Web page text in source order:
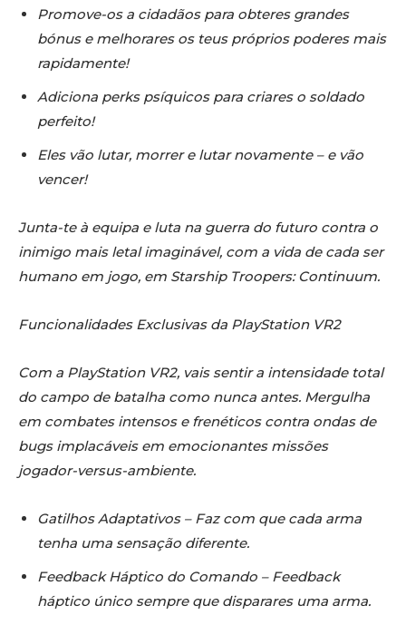
Promove-os a cidadãos para obteres grandes
bónus e melhorares os teus próprios poderes mais
rapidamente!
Adiciona perks psíquicos para criares o soldado
perfeito!
Eles vão lutar, morrer e lutar novamente – e vão
vencer!
Junta-te à equipa e luta na guerra do futuro contra o
inimigo mais letal imaginável, com a vida de cada ser
humano em jogo, em Starship Troopers: Continuum.
Funcionalidades Exclusivas da PlayStation VR2
Com a PlayStation VR2, vais sentir a intensidade total
do campo de batalha como nunca antes. Mergulha
em combates intensos e frenéticos contra ondas de
bugs implacáveis em emocionantes missões
jogador-versus-ambiente.
Gatilhos Adaptativos – Faz com que cada arma
tenha uma sensação diferente.
Feedback Háptico do Comando – Feedback
háptico único sempre que disparares uma arma.